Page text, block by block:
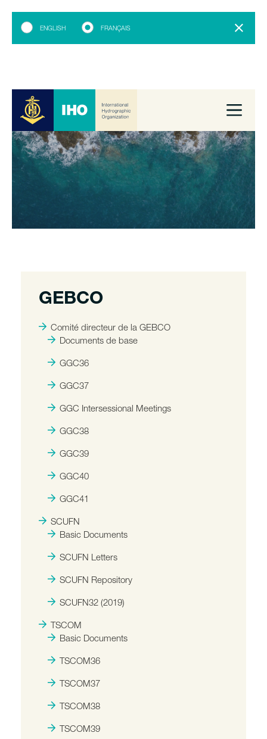
ENGLISH FRANÇAIS
GEBCO
Comité directeur de la GEBCO
Documents de base
GGC36
GGC37
GGC Intersessional Meetings
GGC38
GGC39
GGC40
GGC41
SCUFN
Basic Documents
SCUFN Letters
SCUFN Repository
SCUFN32 (2019)
TSCOM
Basic Documents
TSCOM36
TSCOM37
TSCOM38
TSCOM39